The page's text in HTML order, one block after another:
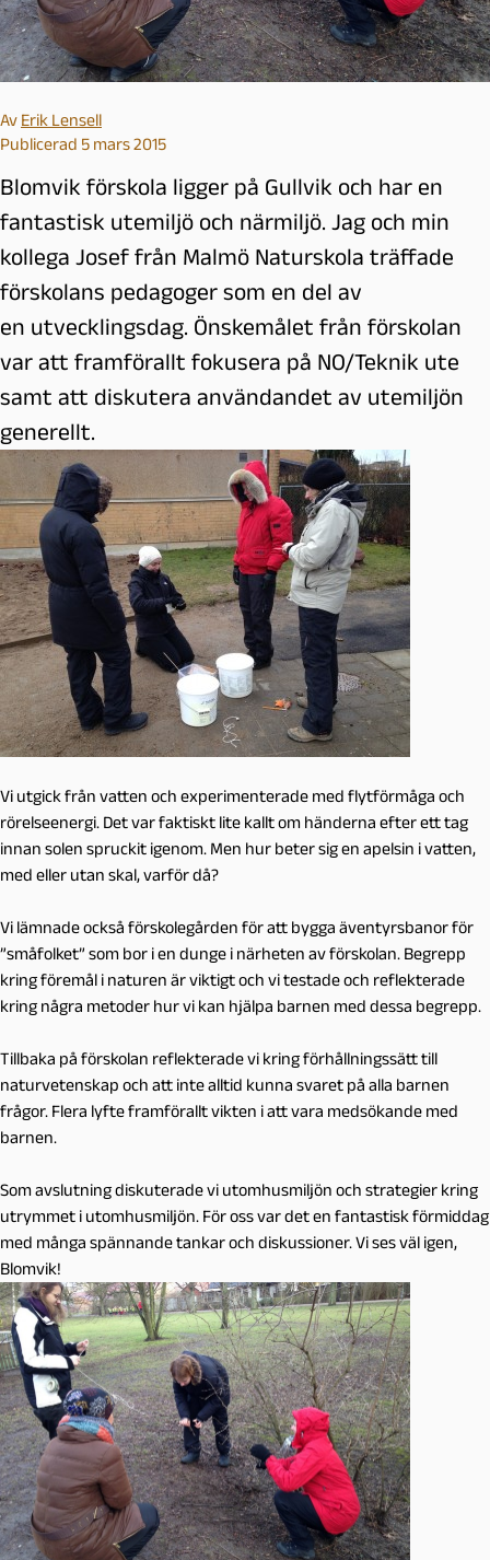
Av Erik Lensell
Publicerad 5 mars 2015
Blomvik förskola ligger på Gullvik och har en
fantastisk utemiljö och närmiljö. Jag och min
kollega Josef från Malmö Naturskola träffade
förskolans pedagoger som en del av
en utvecklingsdag. Önskemålet från förskolan
var att framförallt fokusera på NO/Teknik ute
samt att diskutera användandet av utemiljön
generellt.
Vi utgick från vatten och experimenterade med flytförmåga och
rörelseenergi. Det var faktiskt lite kallt om händerna efter ett tag
innan solen spruckit igenom. Men hur beter sig en apelsin i vatten,
med eller utan skal, varför då?
Vi lämnade också förskolegården för att bygga äventyrsbanor för
”småfolket” som bor i en dunge i närheten av förskolan. Begrepp
kring föremål i naturen är viktigt och vi testade och reflekterade
kring några metoder hur vi kan hjälpa barnen med dessa begrepp.
Tillbaka på förskolan reflekterade vi kring förhållningssätt till
naturvetenskap och att inte alltid kunna svaret på alla barnen
frågor. Flera lyfte framförallt vikten i att vara medsökande med
barnen.
Som avslutning diskuterade vi utomhusmiljön och strategier kring
utrymmet i utomhusmiljön. För oss var det en fantastisk förmiddag
med många spännande tankar och diskussioner. Vi ses väl igen,
Blomvik!